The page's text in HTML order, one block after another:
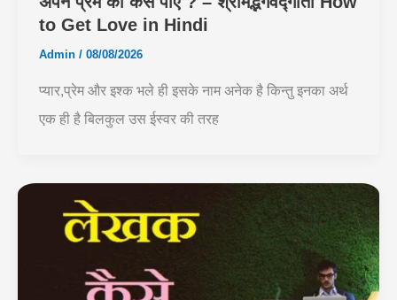
to Get Love in Hindi
Admin / 08/08/2026
प्यार,प्रेम और इश्क भले ही इसके नाम अनेक है किन्तु इनका अर्थ
एक ही है बिलकुल उस ईस्वर की तरह